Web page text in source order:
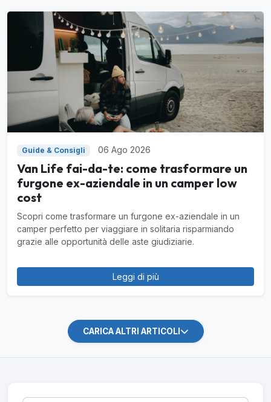
Guide & Consigli 06 Ago 2026
Van Life fai-da-te: come trasformare un
furgone ex-aziendale in un camper low
cost
Scopri come trasformare un furgone ex-aziendale in un
camper perfetto per viaggiare in solitaria risparmiando
grazie alle opportunità delle aste giudiziarie.
Leggi di più
CARICA ALTRI ARTICOLI